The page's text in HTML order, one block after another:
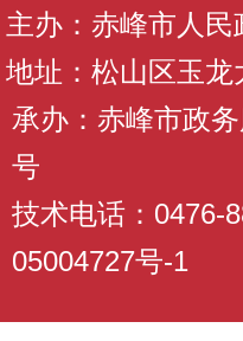
主办：赤峰市人
地址：松山区玉
承办：赤峰市政
号
技术电话：0476-
05004727号-1